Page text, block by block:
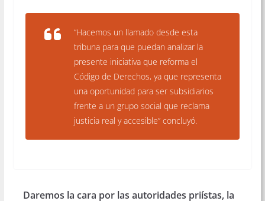
“Hacemos un llamado desde esta
tribuna para que puedan analizar la
presente iniciativa que reforma el
Código de Derechos, ya que representa
una oportunidad para ser subsidiarios
frente a un grupo social que reclama
justicia real y accesible” concluyó.
Daremos la cara por las autoridades priístas, la